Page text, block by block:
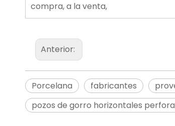
compra, a la venta,
Anterior:
Porcelana fabricantes
pozos de gorro horizontales